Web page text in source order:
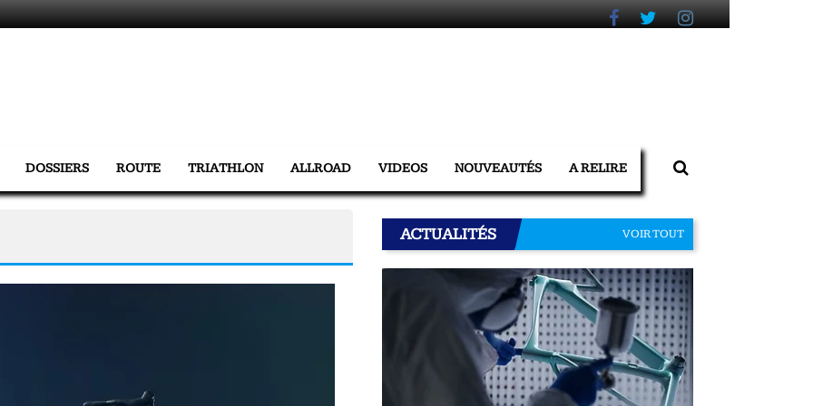
DOSSIERS ROUTE TRIATHLON ALLROAD VIDEOS NOUVEAUTÉS A RELIRE
ACTUALITÉS VOIR TOUT